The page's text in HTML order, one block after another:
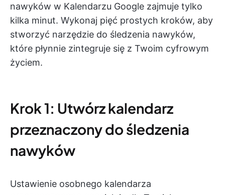
nawyków w Kalendarzu Google zajmuje tylko
kilka minut. Wykonaj pięć prostych kroków, aby
stworzyć narzędzie do śledzenia nawyków,
które płynnie zintegruje się z Twoim cyfrowym
życiem.
Krok 1: Utwórz kalendarz
przeznaczony do śledzenia
nawyków
Ustawienie osobnego kalendarza